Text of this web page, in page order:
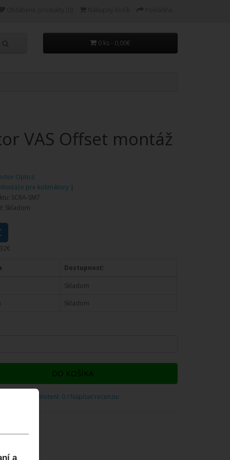
0 ks - 0,00€
VAS Offset montáž
Optics
pre kolimátory |
SCRA-SM7
Skladom
Dostupnosť:
Skladom
Skladom
DO KOŠÍKA
Počet hodnotení: 0 / Napísať recenziu
a